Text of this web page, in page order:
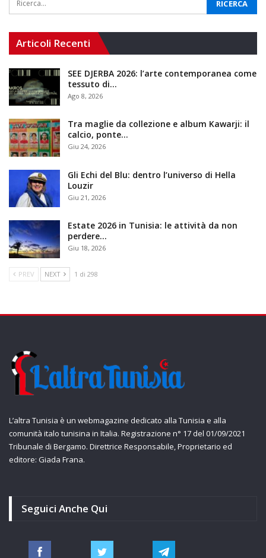
Articoli Recenti
SEE DJERBA 2026: l’arte contemporanea come
tessuto di…
Ago 8, 2026
Tra maglie da collezione e album Kawarji: il
calcio, ponte…
Giu 24, 2026
Gli Echi del Blu: dentro l’universo di Hella
Louzir
Giu 21, 2026
Estate 2026 in Tunisia: le attività da non
perdere…
Giu 18, 2026
PREV NEXT 1 di 298
L’altra Tunisia è un webmagazine dedicato alla Tunisia e alla
comunità italo tunisina in Italia. Registrazione n° 17 del 01/09/2021
Tribunale di Bergamo. Direttrice Responsabile, Proprietario ed
editore: Giada Frana.
Seguici Anche Qui